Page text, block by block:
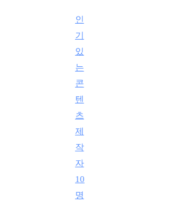
인
기
있
는
콘
텐
츠
제
작
자
10
명